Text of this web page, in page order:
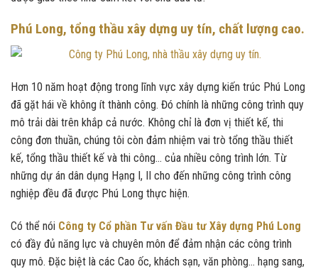
Phú Long, tổng thầu xây dựng uy tín, chất lượng cao.
Hơn 10 năm hoạt động trong lĩnh vực xây dựng kiến trúc Phú Long
đã gặt hái về không ít thành công. Đó chính là những công trình quy
mô trải dài trên khắp cả nước. Không chỉ là đơn vị thiết kế, thi
công đơn thuần, chúng tôi còn đảm nhiệm vai trò tổng thầu thiết
kế, tổng thầu thiết kế và thi công… của nhiều công trình lớn. Từ
những dự án dân dụng Hạng I, II cho đến những công trình công
nghiệp đều đã được Phú Long thực hiện.
Có thể nói Công ty Cổ phần Tư vấn Đầu tư Xây dựng Phú Long
có đầy đủ năng lực và chuyên môn để đảm nhận các công trình
quy mô. Đặc biệt là các Cao ốc, khách sạn, văn phòng… hạng sang,